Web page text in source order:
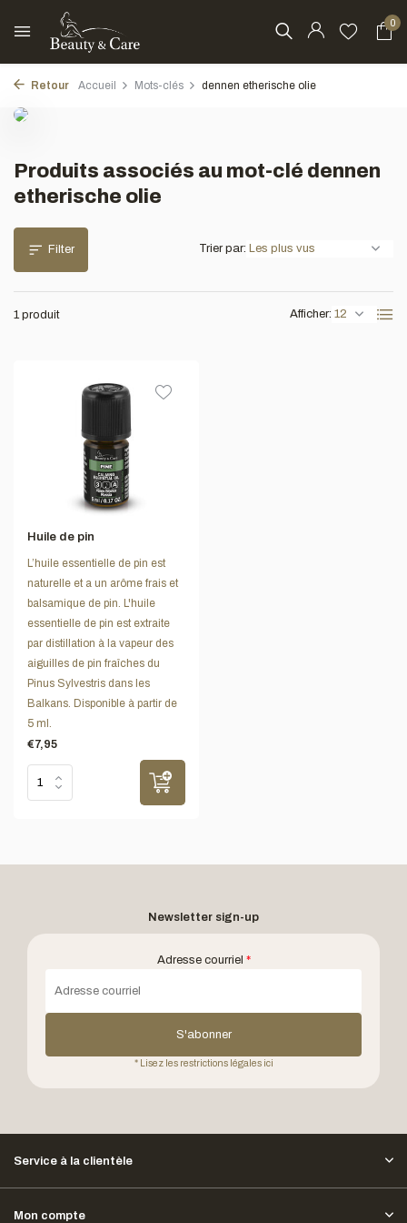
0
Retour Accueil Mots-clés dennen etherische olie
Produits associés au mot-clé dennen
etherische olie
Filter
1 produit Afficher:
Trier par:
Huile de pin
L’huile essentielle de pin est
naturelle et a un arôme frais et
balsamique de pin. L'huile
essentielle de pin est extraite
par distillation à la vapeur des
aiguilles de pin fraîches du
Pinus Sylvestris dans les
Balkans. Disponible à partir de
5 ml.
€7,95
Newsletter sign-up
Adresse courriel *
S'abonner
* Lisez les restrictions légales ici
Service à la clientèle
Mon compte